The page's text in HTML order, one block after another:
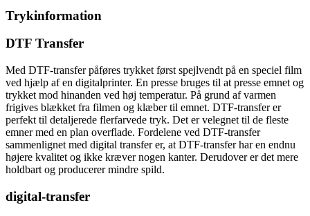
Trykinformation
DTF Transfer
Med DTF-transfer påføres trykket først spejlvendt på en speciel film
ved hjælp af en digitalprinter. En presse bruges til at presse emnet og
trykket mod hinanden ved høj temperatur. På grund af varmen
frigives blækket fra filmen og klæber til emnet. DTF-transfer er
perfekt til detaljerede flerfarvede tryk. Det er velegnet til de fleste
emner med en plan overflade. Fordelene ved DTF-transfer
sammenlignet med digital transfer er, at DTF-transfer har en endnu
højere kvalitet og ikke kræver nogen kanter. Derudover er det mere
holdbart og producerer mindre spild.
digital-transfer